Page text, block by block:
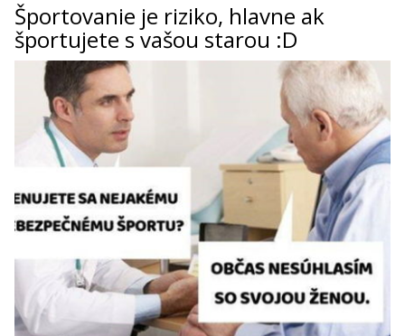
Športovanie je riziko, hlavne ak
športujete s vašou starou :D